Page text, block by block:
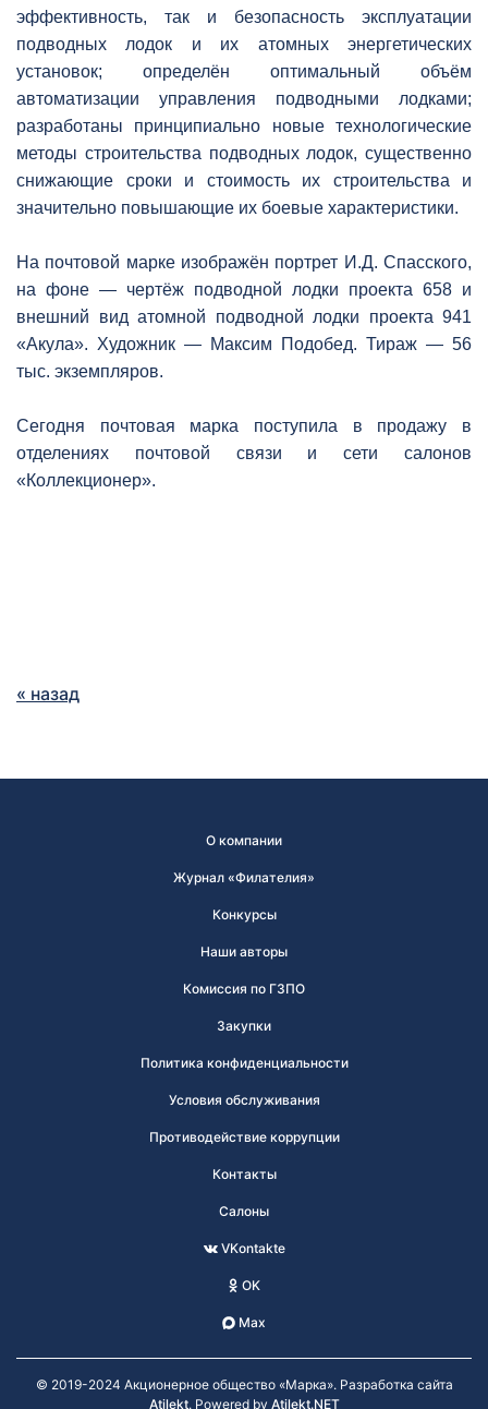
эффективность, так и безопасность эксплуатации
подводных лодок и их атомных энергетических
установок; определён оптимальный объём
автоматизации управления подводными лодками;
разработаны принципиально новые технологические
методы строительства подводных лодок, существенно
снижающие сроки и стоимость их строительства и
значительно повышающие их боевые характеристики.
На почтовой марке изображён портрет И.Д. Спасского,
на фоне — чертёж подводной лодки проекта 658 и
внешний вид атомной подводной лодки проекта 941
«Акула». Художник — Максим Подобед. Тираж — 56
тыс. экземпляров.
Сегодня почтовая марка поступила в продажу в
отделениях почтовой связи и сети салонов
«Коллекционер».
« назад
О компании
Журнал «Филателия»
Конкурсы
Наши авторы
Комиссия по ГЗПО
Закупки
Политика конфиденциальности
Условия обслуживания
Противодействие коррупции
Контакты
Салоны
VKontakte
OK
Max
© 2019-2024 Акционерное общество «Марка». Разработка сайта
Atilekt. Powered by Atilekt.NET